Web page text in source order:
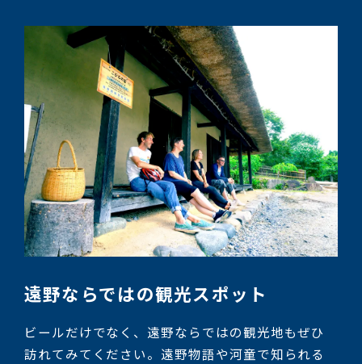
遠野ならではの観光スポット
ビールだけでなく、遠野ならではの観光地もぜひ
訪れてみてください。遠野物語や河童で知られる